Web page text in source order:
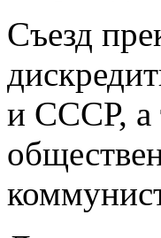
Съезд
и СССР, а